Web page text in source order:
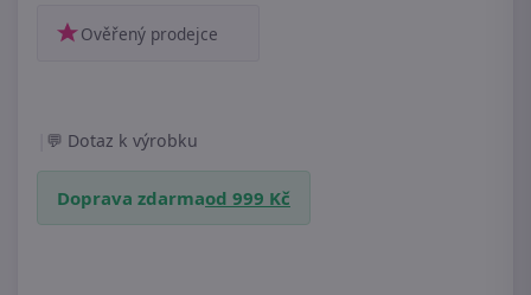
Ověřený prodejce
Dotaz k výrobku
Doprava zdarmaod 999 Kč